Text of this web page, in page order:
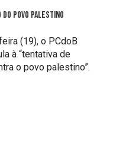
do povo palestino
(19), o PCdoB
à “tentativa de
o povo palestino”.